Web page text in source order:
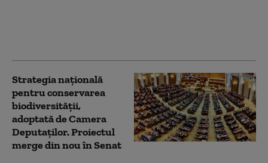
Strategia naţională
pentru conservarea
biodiversităţii,
adoptată de Camera
Deputaților. Proiectul
merge din nou în Senat